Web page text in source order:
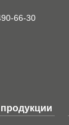
66-30
продукции